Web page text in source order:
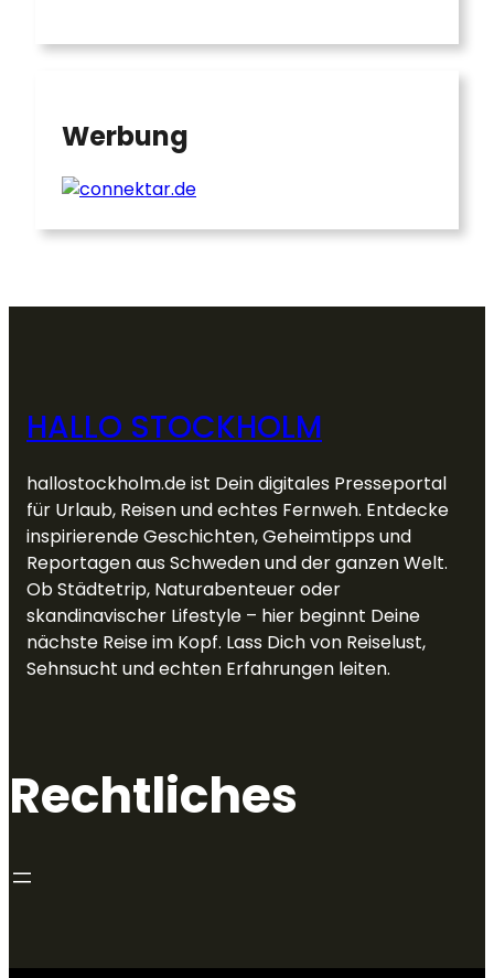
Werbung
HALLO STOCKHOLM
hallostockholm.de ist Dein digitales Presseportal
für Urlaub, Reisen und echtes Fernweh. Entdecke
inspirierende Geschichten, Geheimtipps und
Reportagen aus Schweden und der ganzen Welt.
Ob Städtetrip, Naturabenteuer oder
skandinavischer Lifestyle – hier beginnt Deine
nächste Reise im Kopf. Lass Dich von Reiselust,
Sehnsucht und echten Erfahrungen leiten.
Rechtliches